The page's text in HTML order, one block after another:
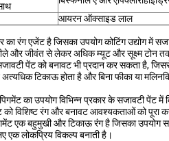
आयरन ऑक्साइड लाल
का रंग एजेंट है जिसका उपयोग कोटिंग उद्योग में
और जीवंत से लेकर अधिक म्यूट और सूक्ष्म टोन
सजावटी पेंट को बनावट भी प्रदान कर सकता
अत्यधिक टिकाऊ होता है और बिना फीका या
का उपयोग विभिन्न प्रकार के सजावटी पेंट
विशिष्ट रंग और बनावट आवश्यकताओं को
एक बहुमुखी और टिकाऊ रंग है जिसका उपयोग
एक लोकप्रिय विकल्प बनाती है।